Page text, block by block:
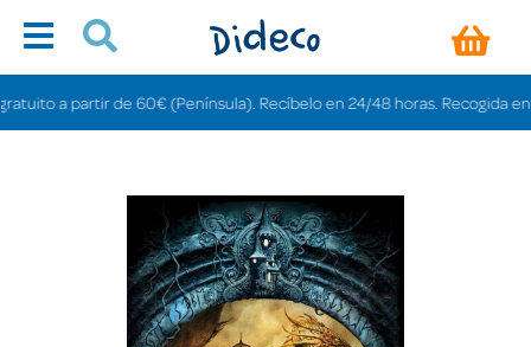
a partir de 60€ (Península). Recíbelo en 24/48 horas. Recogida en